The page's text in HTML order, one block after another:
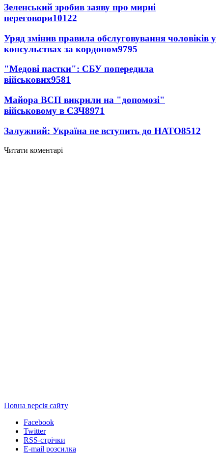
Зеленський зробив заяву про мирні
переговори10122
Уряд змінив правила обслуговування чоловіків у
консульствах за кордоном9795
"Медові пастки": СБУ попередила
військових9581
Майора ВСП викрили на "допомозі"
військовому в СЗЧ8971
Залужний: Україна не вступить до НАТО8512
Читати коментарі
Повна версія сайту
Facebook
Twitter
RSS-стрічки
E-mail розсилка